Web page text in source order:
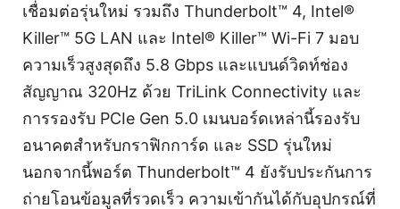
เชื่อมต่อรุ่นใหม่ รวมถึง Thunderbolt™ 4, Intel®
Killer™ 5G LAN และ Intel® Killer™ Wi-Fi 7 มอบ
ความเร็วสูงสุดถึง 5.8 Gbps และแบนด์วิดท์ช่อง
สัญญาณ 320Hz ด้วย TriLink Connectivity และ
การรองรับ PCIe Gen 5.0 เมนบอร์ดเหล่านี้รองรับ
อนาคตสำหรับกราฟิกการ์ด และ SSD รุ่นใหม่
นอกจากนี้พอร์ต Thunderbolt™ 4 ยังรับประกันการ
ถ่ายโอนข้อมูลที่รวดเร็ว ความเข้ากันได้กับอุปกรณ์ที่